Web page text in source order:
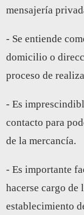
mensajería
- Se entiende
domicilio o
proceso de
- Es
contacto para
de la mercancía.
- Es importante
hacerse cargo
establecimiento